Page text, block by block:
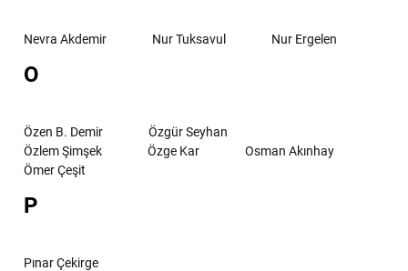
Nevra Akdemir Nur Tuksavul Nur Ergelen
O
Özen B. Demir
Özgür Seyhan
Özlem Şimşek
Özge Kar
Osman Akınhay
Ömer Çeşit
P
Pınar Çekirge